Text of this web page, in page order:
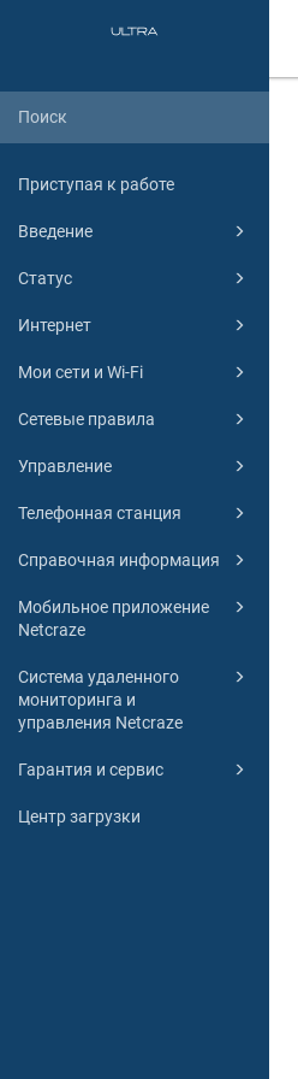
Приступая к работе
Введение
Статус
Интернет
Мои сети и Wi-Fi
Сетевые правила
Управление
Телефонная станция
Справочная информация
Мобильное приложение
Netcraze
Система удаленного
мониторинга и
управления Netcraze
Гарантия и сервис
Центр загрузки